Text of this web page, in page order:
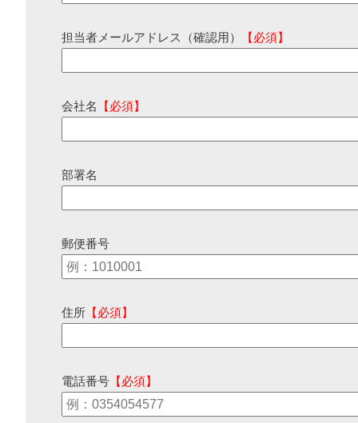
担当者メールアドレス（確認用） 【必須】
会社名 【必須】
部署名
郵便番号
住所 【必須】
電話番号 【必須】